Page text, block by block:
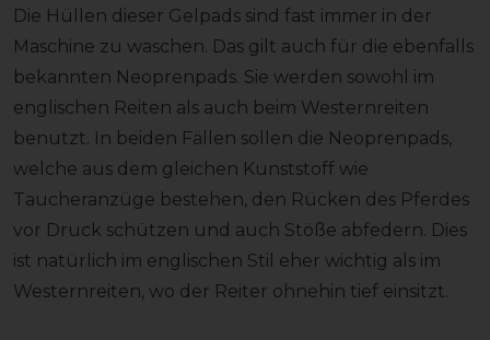
Die Hüllen dieser Gelpads sind fast immer in der
Maschine zu waschen. Das gilt auch für die ebenfalls
bekannten Neoprenpads. Sie werden sowohl im
englischen Reiten als auch beim Westernreiten
benutzt. In beiden Fällen sollen die Neoprenpads,
welche aus dem gleichen Kunststoff wie
Taucheranzüge bestehen, den Rücken des Pferdes
vor Druck schützen und auch Stöße abfedern. Dies
ist natürlich im englischen Stil eher wichtig als im
Westernreiten, wo der Reiter ohnehin tief einsitzt.